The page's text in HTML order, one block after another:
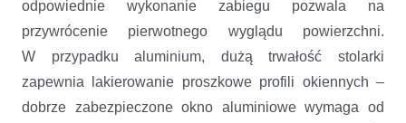
odpowiednie wykonanie zabiegu pozwala na
przywrócenie pierwotnego wyglądu powierzchni.
W przypadku aluminium, dużą trwałość stolarki
zapewnia lakierowanie proszkowe profili okiennych –
dobrze zabezpieczone okno aluminiowe wymaga od